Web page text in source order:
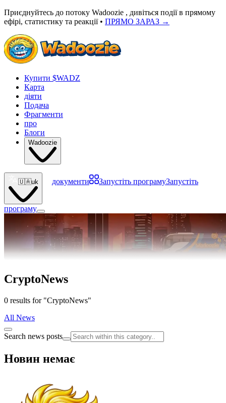
Приєднуйтесь до потоку Wadoozie , дивіться події в прямому
ефірі, статистику та реакції • ПРЯМО ЗАРАЗ →
Купити $WADZ
Карта
діяти
Подача
Фрагменти
про
Блоги
Wadoozie
🇺🇦uk документи Запустіть програмуЗапустіть
програму
CryptoNews
0 results for "CryptoNews"
All News
Search news posts
Новин немає